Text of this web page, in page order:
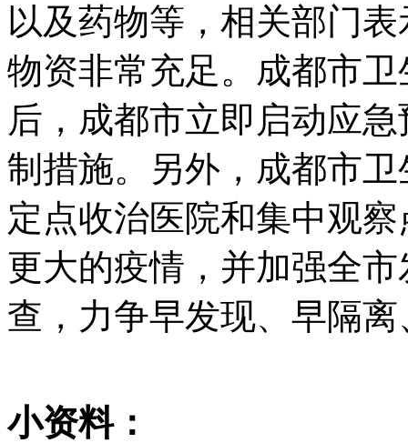
以及药物等，相关部门
物资非常充足。成都市
后，成都市立即启动应
制措施。另外，成都市
定点收治医院和集中观
更大的疫情，并加强全
查，力争早发现、早隔
小资料：